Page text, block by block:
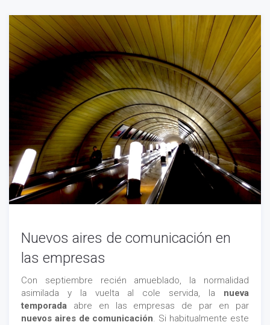
Nuevos aires de comunicación en
las empresas
Con septiembre recién amueblado, la normalidad
asimilada y la vuelta al cole servida, la nueva
temporada abre en las empresas de par en par
nuevos aires de comunicación. Si habitualmente este